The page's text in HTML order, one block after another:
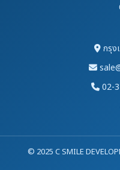
กรุง
02-
© 2025 C SMILE